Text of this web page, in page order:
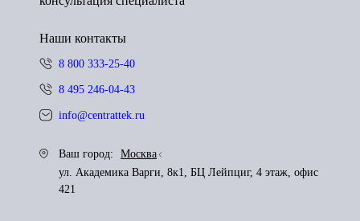
Наши контакты
8 800 333-25-40
8 495 246-04-43
info@centrattek.ru
Ваш город:
Москва
ул. Академика Варги, 8к1, БЦ Лейпциг, 4 этаж, офис
421